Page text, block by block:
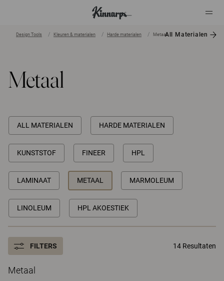
Design Tools Kleuren & materialen Harde materialen MetaalAll Materialen
Metaal
ALL MATERIALEN HARDE MATERIALEN
KUNSTSTOF FINEER HPL
LAMINAAT METAAL MARMOLEUM
LINOLEUM HPL AKOESTIEK
FILTERS 14 Resultaten
Metaal